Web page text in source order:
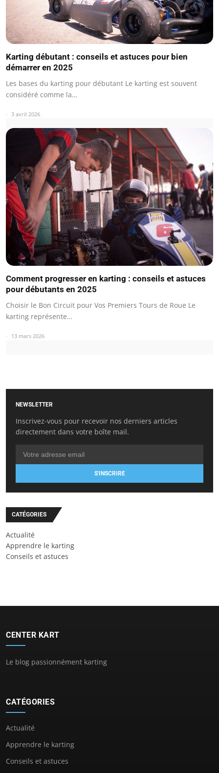
Karting débutant : conseils et astuces pour bien
démarrer en 2025
Les bases du karting pour débutant Le karting est souvent
considéré comme la…
3 avril 2026
Comment progresser en karting : conseils et astuces
pour débutants en 2025
Choisir le Bon Circuit pour Vos Premiers Tours de Roue Le
karting représente…
13 mars 2026
NEWSLETTER
Inscrivez-vous pour recevoir nos derniers articles
directement dans votre boîte mail.
S'INSCRIRE
CATÉGORIES
Actualité
Apprendre le karting
Conseils et astuces
CENTER KART
Le blog passionnément karting
CATÉGORIES
Actualité
Apprendre le karting
Conseils et astuces